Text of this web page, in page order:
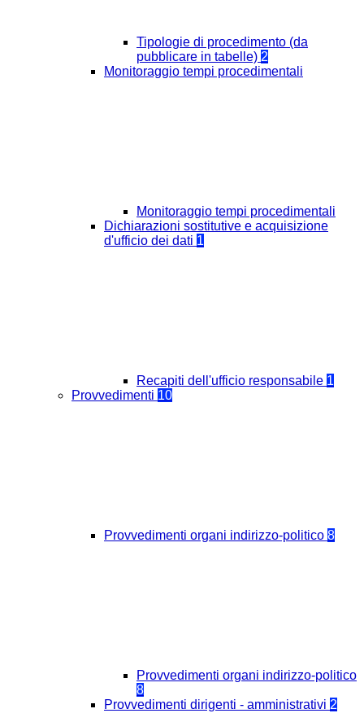
Tipologie di procedimento (da
pubblicare in tabelle) 2
Monitoraggio tempi procedimentali
Monitoraggio tempi procedimentali
Dichiarazioni sostitutive e acquisizione
d'ufficio dei dati 1
Recapiti dell'ufficio responsabile 1
Provvedimenti 10
Provvedimenti organi indirizzo-politico 8
Provvedimenti organi indirizzo-politico
8
Provvedimenti dirigenti - amministrativi 2